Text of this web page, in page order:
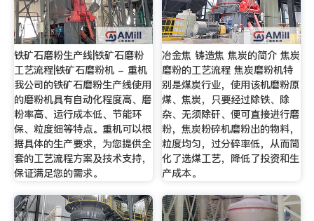
铁矿石磨粉生产线|铁矿石磨粉
工艺流程|铁矿石磨粉机 - 重机
我公司的铁矿石磨粉生产线使用
的磨粉机具有自动化程度高、磨
粉率高、运行成本低、节能环
保、粒度细等特点。重机可以根
据具体的生产要求，为您提供全
套的工艺流程方案及技术支持，
保证满足您的需求。
冶金焦 铸造焦 焦炭的简介 焦炭
磨粉的工艺流程 焦炭磨粉机特
别是煤炭行业，使用该机磨粉原
煤、焦炭，只要经过除铁、除
杂、无须除矸、便可直接进行磨
粉，焦炭粉碎机磨粉出的物料，
粒度均匀，过分碎率低，从而简
化了选煤工艺，降低了投资和生
产成本。